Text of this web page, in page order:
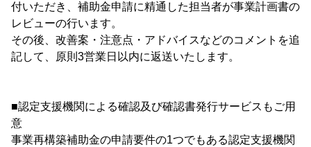
付いただき、補助金申請に精通した担当者が事業計画書の
レビューの行います。
その後、改善案・注意点・アドバイスなどのコメントを追
記して、原則3営業日以内に返送いたします。
■認定支援機関による確認及び確認書発行サービスもご用
意
事業再構築補助金の申請要件の1つでもある認定支援機関